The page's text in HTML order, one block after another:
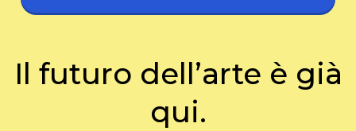
Il futuro dell’arte è già
qui.